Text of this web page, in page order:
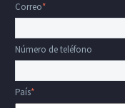
Correo*
Número de teléfono
País*